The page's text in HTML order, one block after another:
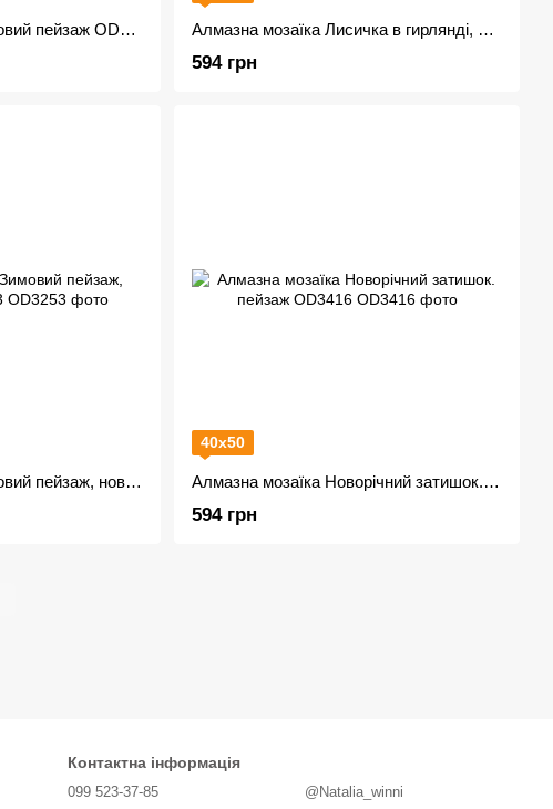
Алмазна мозаїка Зимовий пейзаж OD3096 Алмазна мозаїка Лисичка в гирлянді, новорічна OD380
594 грн
Алмазна мозаїка Зимовий пейзаж, новорічна OD3253
40х50
Алмазна мозаїка Новорічний затишок. пейзаж OD3416
594 грн
Контактна інформація
099 523-37-85 @Natalia_winni